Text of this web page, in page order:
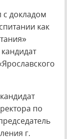
докладом
как
по
г.